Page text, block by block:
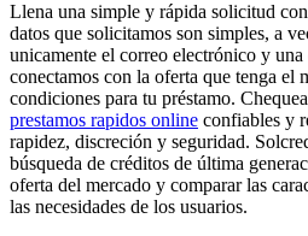
Llena una simple y rápida solicitud
datos que solicitamos son simples, a
unicamente el correo electrónico y una
conectamos con la oferta que tenga el
condiciones para tu préstamo.
prestamos rapidos online confiables y
rapidez, discreción y seguridad.
búsqueda de créditos de última
oferta del mercado y comparar las
las necesidades de los usuarios.